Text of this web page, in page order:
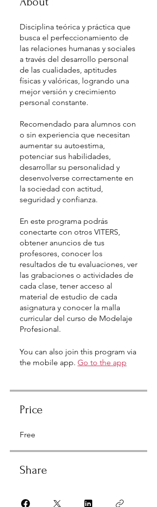
Disciplina teórica y práctica que
busca el perfeccionamiento de
las relaciones humanas y sociales
a través del desarrollo personal
de las cualidades, aptitudes
físicas y valóricas, logrando una
mejor versión y crecimiento
personal constante.
Recomendado para alumnos con
o sin experiencia que necesitan
aumentar su autoestima,
potenciar sus habilidades,
desarrollar su personalidad y
desenvolverse correctamente en
la sociedad con actitud,
seguridad y confianza.
En este programa podrás
conectarte con otros VITERS,
obtener anuncios de tus
profesores, conocer los
resultados de tu evaluaciones, ver
las grabaciones o actividades de
cada clase, tener acceso al
material de estudio de cada
asignatura y conocer la malla
curricular del curso de Modelaje
Profesional.
You can also join this program via
the mobile app. Go to the app
Price
Free
Share